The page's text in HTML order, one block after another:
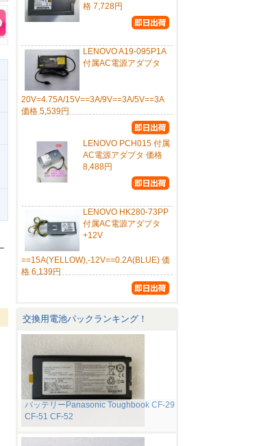
格 7,728円
LENOVO A19-095P1A
付属AC電源アダプタ
20V=4.75A/15V==3A/9V==3A/5V==3A
価格 5,539円
LENOVO PCH015 付属
AC電源アダプタ 価格
8,488円
LENOVO HK280-73PP
付属AC電源アダプタ
+12V
==15A(YELLOW),-12V==0.2A(BLUE) 価
格 6,139円
交換用電池パックランキング！
バッテリーPanasonic Toughbook CF-29
CF-51 CF-52